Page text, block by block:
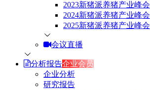
2023新猪派养猪产业峰会
2024新猪派养猪产业峰会
2025新猪派养猪产业峰会
会议直播
分析报告企业会员
企业分析
研究报告